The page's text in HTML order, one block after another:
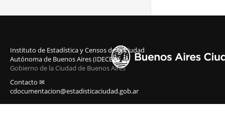
Instituto de Estadística y Censos de la Ciudad
Autónoma de Buenos Aires (IDECBA)
Gobierno de la Ciudad de Buenos Aires
Contacto ✉
cdocumentacion@estadisticaciudad.gob.ar